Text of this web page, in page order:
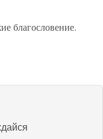
благословение.